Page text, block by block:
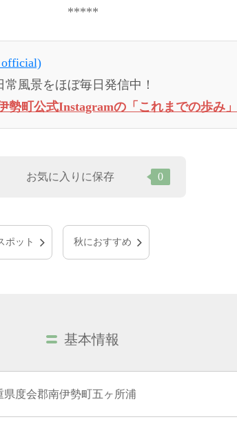
*****
風景をほぼ毎日発信中！
勢町公式Instagramの「これまでの歩み」
お気に入りに保存 0
ポット 秋におすすめ
基本情報
県度会郡南伊勢町五ヶ所浦